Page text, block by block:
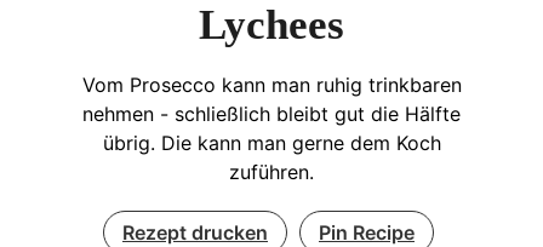
Lychees
Vom Prosecco kann man ruhig trinkbaren
nehmen - schließlich bleibt gut die Hälfte
übrig. Die kann man gerne dem Koch
zuführen.
Rezept drucken Pin Recipe